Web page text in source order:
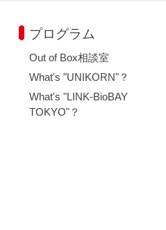
プログラム
Out of Box相談室
What's "UNIKORN"？
What's "LINK-BioBAY
TOKYO"？